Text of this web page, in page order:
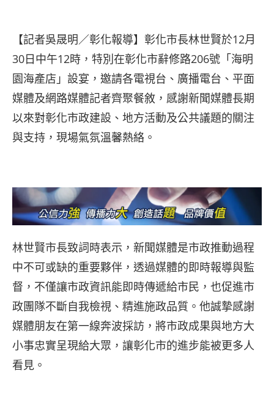
【記者吳晟明／彰化報導】彰化市長林世賢於12月
30日中午12時，特別在彰化市辭修路206號「海明
園海產店」設宴，邀請各電視台、廣播電台、平面
媒體及網路媒體記者齊聚餐敘，感謝新聞媒體長期
以來對彰化市政建設、地方活動及公共議題的關注
與支持，現場氣氛溫馨熱絡。
林世賢市長致詞時表示，新聞媒體是市政推動過程
中不可或缺的重要夥伴，透過媒體的即時報導與監
督，不僅讓市政資訊能即時傳遞給市民，也促進市
政團隊不斷自我檢視、精進施政品質。他誠摯感謝
媒體朋友在第一線奔波採訪，將市政成果與地方大
小事忠實呈現給大眾，讓彰化市的進步能被更多人
看見。